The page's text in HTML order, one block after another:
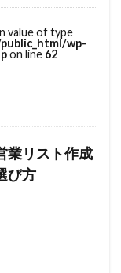
value of type
wp-
on line 62
業リスト作成
び方